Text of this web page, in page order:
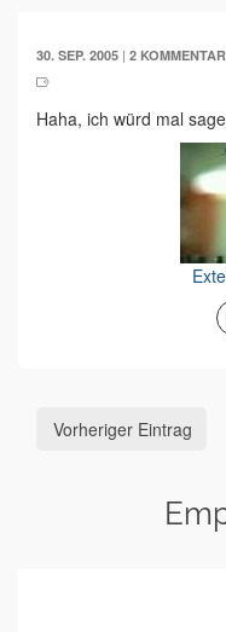
30. SEP. 2005 | 2
Haha, ich würd mal
Vorheriger Eintrag